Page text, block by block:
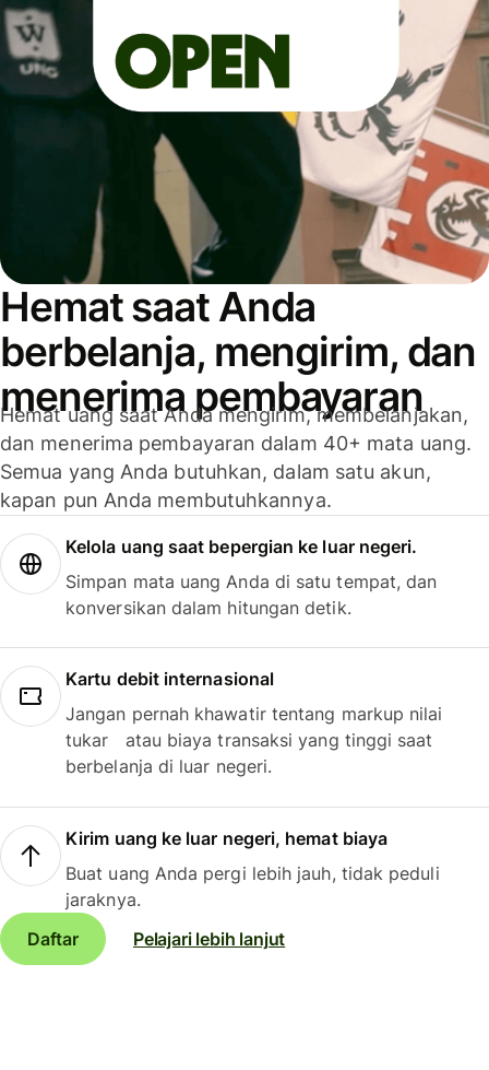
Hemat saat Anda
berbelanja, mengirim, dan
menerima pembayaran
Hemat uang saat Anda mengirim, membelanjakan,
dan menerima pembayaran dalam 40+ mata uang.
Semua yang Anda butuhkan, dalam satu akun,
kapan pun Anda membutuhkannya.
Kelola uang saat bepergian ke luar negeri.
Simpan mata uang Anda di satu tempat, dan
konversikan dalam hitungan detik.
Kartu debit internasional
Jangan pernah khawatir tentang markup nilai
tukar atau biaya transaksi yang tinggi saat
berbelanja di luar negeri.
Kirim uang ke luar negeri, hemat biaya
Buat uang Anda pergi lebih jauh, tidak peduli
jaraknya.
Daftar
Pelajari lebih lanjut